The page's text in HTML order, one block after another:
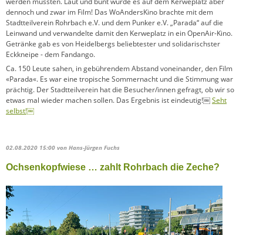
dennoch und zwar im Film! Das WoAndersKino brachte mit dem
Stadtteilverein Rohrbach e.V. und dem Punker e.V. „Parada“ auf die
Leinwand und verwandelte damit den Kerweplatz in ein OpenAir-Kino.
Getränke gab es von Heidelbergs beliebtester und solidarischster
Eckkneipe - dem Fandango.
Ca. 150 Leute sahen, in gebührendem Abstand voneinander, den Film
«Parada«. Es war eine tropische Sommernacht und die Stimmung war
prächtig. Der Stadtteilverein hat die Besucher/innen gefragt, ob wir so
etwas mal wieder machen sollen. Das Ergebnis ist eindeutig!￼Seht
selbst!￼
02.08.2020 15:00 von Hans-Jürgen Fuchs
Ochsenkopfwiese … zahlt Rohrbach die Zeche?